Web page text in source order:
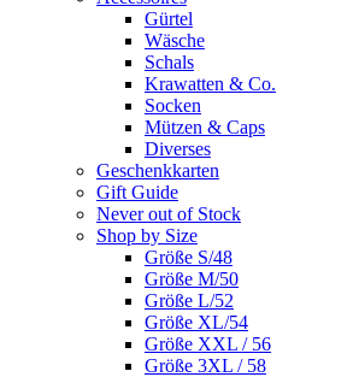
Gürtel
Wäsche
Schals
Krawatten & Co.
Socken
Mützen & Caps
Diverses
Geschenkkarten
Gift Guide
Never out of Stock
Shop by Size
Größe S/48
Größe M/50
Größe L/52
Größe XL/54
Größe XXL / 56
Größe 3XL / 58